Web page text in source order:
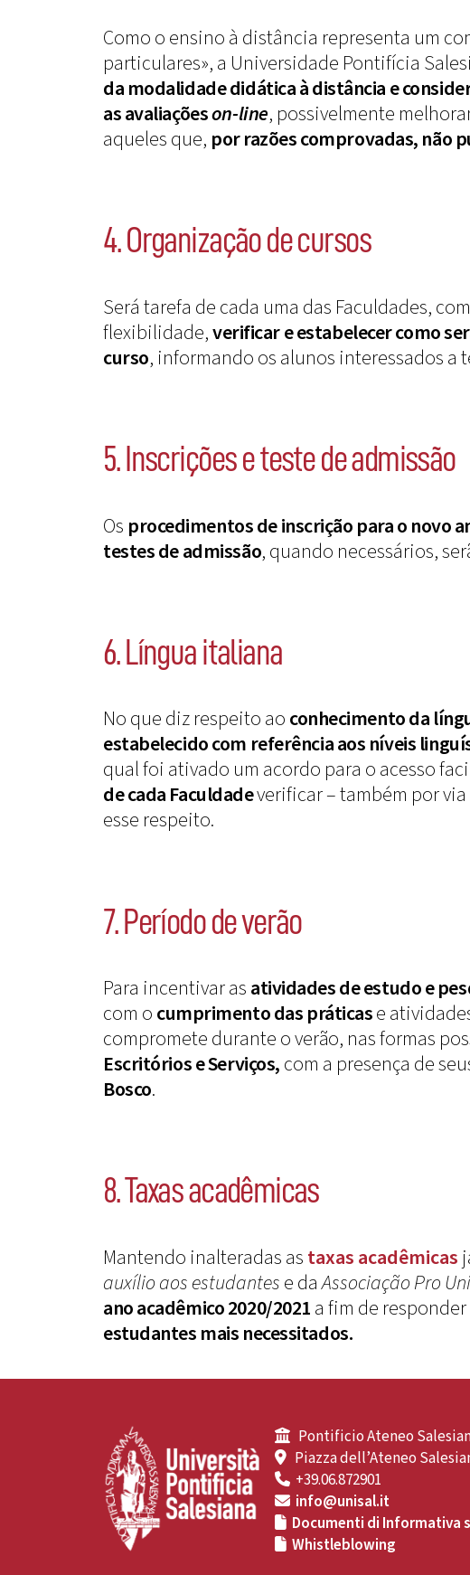
Como o ensino à distância representa um
particulares», a Universidade Pontifícia
da modalidade didática à distância e
as avaliaçõeson-line, possivelmente
aqueles que, por razões comprovadas, não
4. Organização de cursos
Será tarefa de cada uma das Faculdades,
flexibilidade,verificar e estabelecer como
curso, informando os alunos interessados a
5. Inscrições e teste de admissão
Os procedimentos de inscrição para o novo
testes de admissão, quando necessários,
6. Língua italiana
No que diz respeito aoconhecimento da
estabelecido com referência aos níveis
qual foi ativado um acordo para o acesso
de cada Faculdadeverificar – também por
esse respeito.
7. Período de verão
Para incentivar asatividades de estudo e
com ocumprimento das práticase
compromete durante o verão, nas formas
Escritórios e Serviços,com a presença de
Bosco.
8. Taxas acadêmicas
Mantendo inalteradas astaxas acadêmicas
auxílio aos estudantese daAssociaçãoPro
ano acadêmico 2020/2021a fim de
estudantes mais necessitados.
Pontificio Ateneo
Piazza dell’Ateneo
+39.06.872901
info@unisal.it
Documenti di Informativa
Whistleblowing